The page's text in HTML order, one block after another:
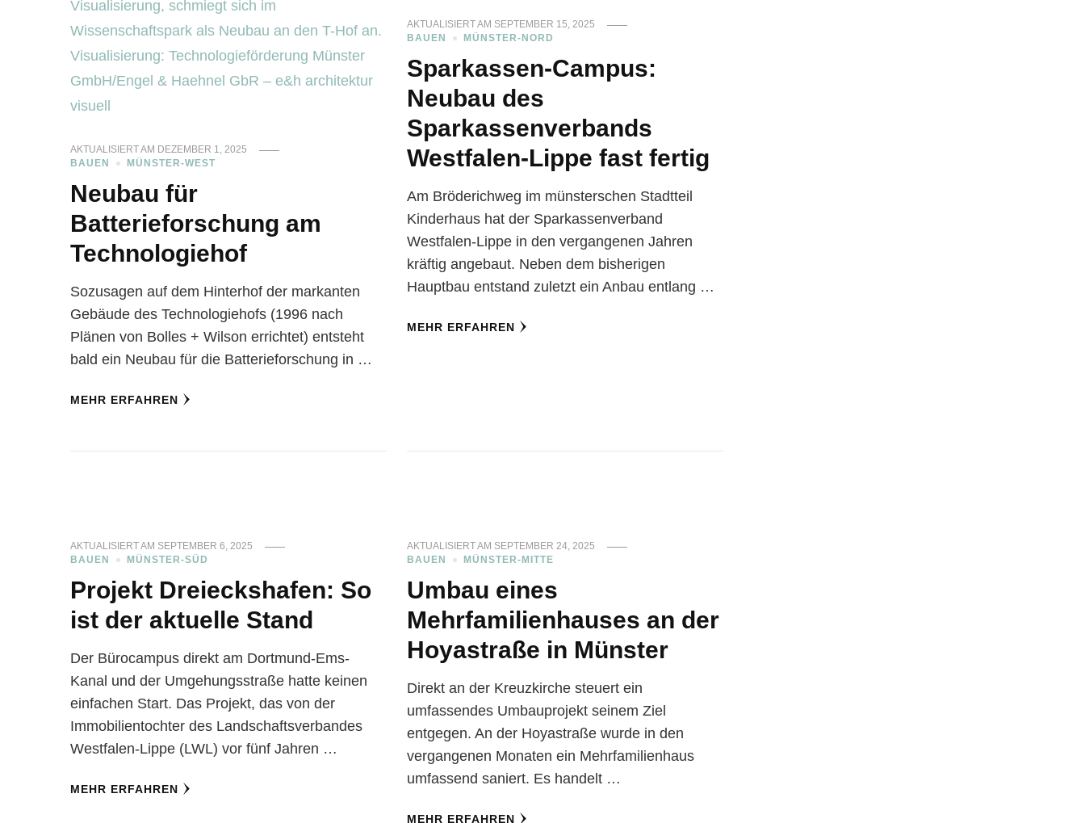
AKTUALISIERT AM DEZEMBER 1, 2025
BAUEN
MÜNSTER-WEST
Neubau für
Batterieforschung am
Technologiehof
Sozusagen auf dem Hinterhof der markanten
Gebäude des Technologiehofs (1996 nach
Plänen von Bolles + Wilson errichtet) entsteht
bald ein Neubau für die Batterieforschung in …
MEHR ERFAHREN
AKTUALISIERT AM SEPTEMBER 15, 2025
BAUEN
MÜNSTER-NORD
Sparkassen-Campus:
Neubau des
Sparkassenverbands
Westfalen-Lippe fast fertig
Am Bröderichweg im münsterschen Stadtteil
Kinderhaus hat der Sparkassenverband
Westfalen-Lippe in den vergangenen Jahren
kräftig angebaut. Neben dem bisherigen
Hauptbau entstand zuletzt ein Anbau entlang …
MEHR ERFAHREN
AKTUALISIERT AM SEPTEMBER 6, 2025
BAUEN
MÜNSTER-SÜD
Projekt Dreieckshafen: So
ist der aktuelle Stand
Der Bürocampus direkt am Dortmund-Ems-
Kanal und der Umgehungsstraße hatte keinen
einfachen Start. Das Projekt, das von der
Immobilientochter des Landschaftsverbandes
Westfalen-Lippe (LWL) vor fünf Jahren …
MEHR ERFAHREN
AKTUALISIERT AM SEPTEMBER 24, 2025
BAUEN
MÜNSTER-MITTE
Umbau eines
Mehrfamilienhauses an der
Hoyastraße in Münster
Direkt an der Kreuzkirche steuert ein
umfassendes Umbauprojekt seinem Ziel
entgegen. An der Hoyastraße wurde in den
vergangenen Monaten ein Mehrfamilienhaus
umfassend saniert. Es handelt …
MEHR ERFAHREN